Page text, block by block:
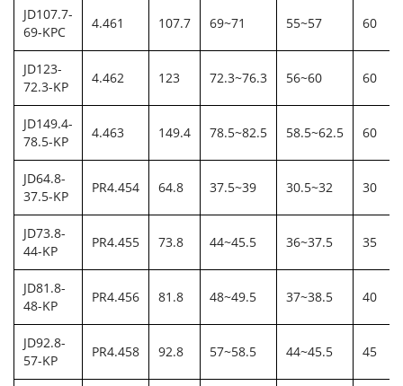
JD107.7-
69-KPC
4.461 107.7 69~71 55~57 60
JD123-
72.3-KP
4.462 123 72.3~76.3 56~60 60
JD149.4-
78.5-KP
4.463 149.4 78.5~82.5 58.5~62.5 60
JD64.8-
37.5-KP
PR4.454 64.8 37.5~39 30.5~32 30
JD73.8-
44-KP
PR4.455 73.8 44~45.5 36~37.5 35
JD81.8-
48-KP
PR4.456 81.8 48~49.5 37~38.5 40
JD92.8-
57-KP
PR4.458 92.8 57~58.5 44~45.5 45